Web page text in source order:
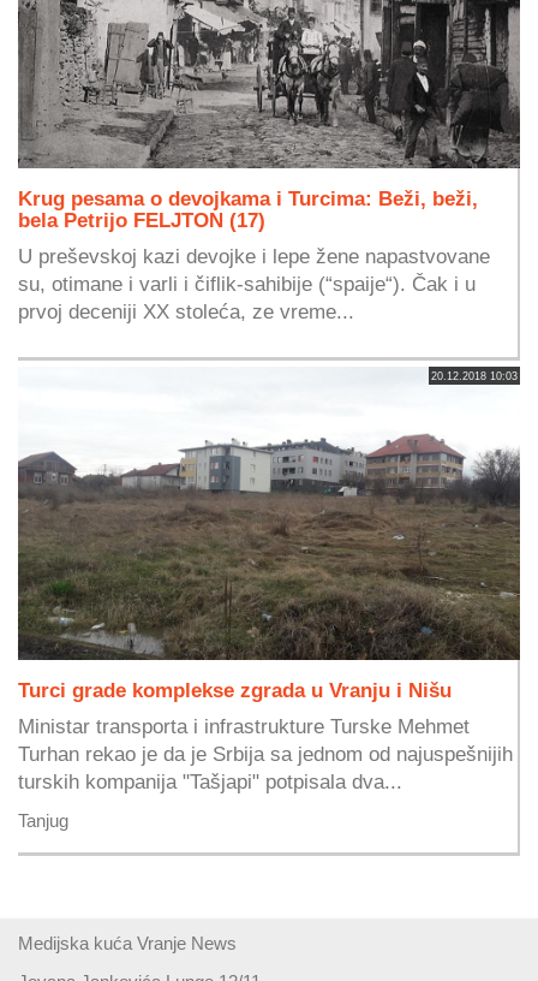
Krug pesama o devojkama i Turcima: Beži, beži,
bela Petrijo FELJTON (17)
U preševskoj kazi devojke i lepe žene napastvovane
su, otimane i varli i čiflik-sahibije (“spaije“). Čak i u
prvoj deceniji XX stoleća, ze vreme...
20.12.2018 10:03
Turci grade komplekse zgrada u Vranju i Nišu
Ministar transporta i infrastrukture Turske Mehmet
Turhan rekao je da je Srbija sa jednom od najuspešnijih
turskih kompanija "Tašjapi" potpisala dva...
Tanjug
Medijska kuća Vranje News